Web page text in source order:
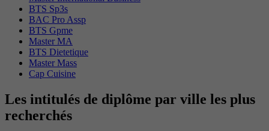
BTS Sp3s
BAC Pro Assp
BTS Gpme
Master MA
BTS Dietetique
Master Mass
Cap Cuisine
Les intitulés de diplôme par ville les plus
recherchés